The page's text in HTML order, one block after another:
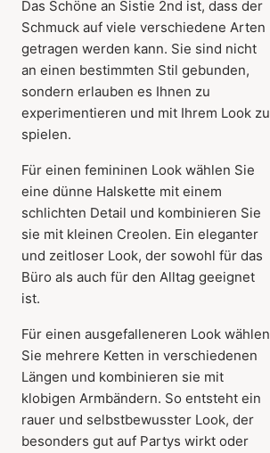
Das Schöne an Sistie 2nd ist, dass der
Schmuck auf viele verschiedene Arten
getragen werden kann. Sie sind nicht
an einen bestimmten Stil gebunden,
sondern erlauben es Ihnen zu
experimentieren und mit Ihrem Look zu
spielen.
Für einen femininen Look wählen Sie
eine dünne Halskette mit einem
schlichten Detail und kombinieren Sie
sie mit kleinen Creolen. Ein eleganter
und zeitloser Look, der sowohl für das
Büro als auch für den Alltag geeignet
ist.
Für einen ausgefalleneren Look wählen
Sie mehrere Ketten in verschiedenen
Längen und kombinieren sie mit
klobigen Armbändern. So entsteht ein
rauer und selbstbewusster Look, der
besonders gut auf Partys wirkt oder